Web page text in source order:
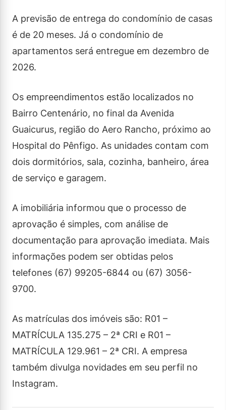
A previsão de entrega do condomínio de casas
é de 20 meses. Já o condomínio de
apartamentos será entregue em dezembro de
2026.
Os empreendimentos estão localizados no
Bairro Centenário, no final da Avenida
Guaicurus, região do Aero Rancho, próximo ao
Hospital do Pênfigo. As unidades contam com
dois dormitórios, sala, cozinha, banheiro, área
de serviço e garagem.
A imobiliária informou que o processo de
aprovação é simples, com análise de
documentação para aprovação imediata. Mais
informações podem ser obtidas pelos
telefones (67) 99205-6844 ou (67) 3056-
9700.
As matrículas dos imóveis são: R01 –
MATRÍCULA 135.275 – 2ª CRI e R01 –
MATRÍCULA 129.961 – 2ª CRI. A empresa
também divulga novidades em seu perfil no
Instagram.